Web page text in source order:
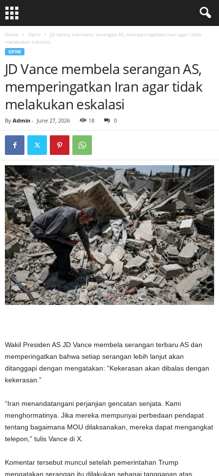
Home Opini
JD Vance membela serangan AS, memperingatkan Iran agar tidak
melakukan eskalasi
OPINI
JD Vance membela serangan AS,
memperingatkan Iran agar tidak
melakukan eskalasi
By Admin - June 27, 2026 18 0
Wakil Presiden AS JD Vance membela serangan terbaru AS dan
memperingatkan bahwa setiap serangan lebih lanjut akan
ditanggapi dengan mengatakan: “Kekerasan akan dibalas dengan
kekerasan.”
“Iran menandatangani perjanjian gencatan senjata. Kami
menghormatinya. Jika mereka mempunyai perbedaan pendapat
tentang bagaimana MOU dilaksanakan, mereka dapat mengangkat
telepon,” tulis Vance di X.
Komentar tersebut muncul setelah pemerintahan Trump
mengatakan serangan itu dilakukan sebagai tanggapan atas